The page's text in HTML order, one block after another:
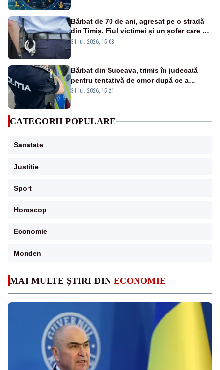
MAI MULTE ȘTIRI DIN ECONOMIE
Bărbat de 70 de ani, agresat pe o stradă
din Timiș. Fiul victimei și un șofer care a
intervenit au fost și ei atacați
31 iul. 2026, 15:08
Bărbat din Suceava, trimis în judecată
pentru tentativă de omor după ce a
înjunghiat un tânăr în urma unui conflict
31 iul. 2026, 15:21
CATEGORII POPULARE
Sanatate
Justitie
Sport
Horoscop
Economie
Monden